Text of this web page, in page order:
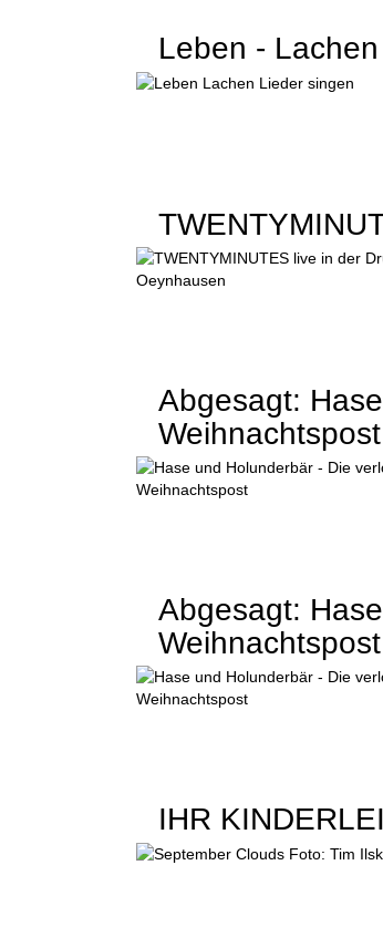
Leben -
Abgesagt:
Weihnachtspost
Abgesagt:
Weihnachtspost
IHR